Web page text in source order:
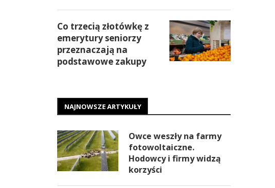
Co trzecią złotówkę z
emerytury seniorzy
przeznaczają na
podstawowe zakupy
NAJNOWSZE ARTYKUŁY
Owce weszły na farmy
fotowoltaiczne.
Hodowcy i firmy widzą
korzyści